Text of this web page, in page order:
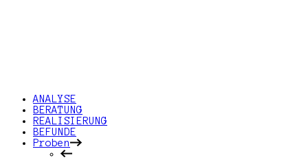
ANALYSE
BERATUNG
REALISIERUNG
BEFUNDE
Proben